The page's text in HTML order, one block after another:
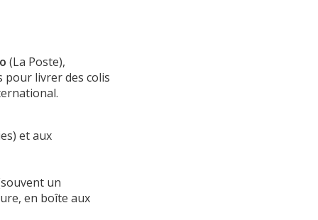
(La Poste),
livrer des colis
et aux
un
en boîte aux